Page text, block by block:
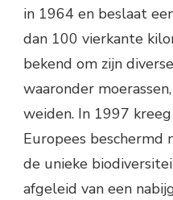
in 1964 en beslaat
dan 100 vierkante
bekend om zijn
waaronder
weiden. In 1997
Europees beschermd
de unieke
afgeleid van een